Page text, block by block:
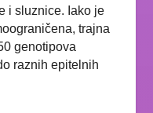
i sluznice. Iako je
trajna
genotipova
raznih epitelnih